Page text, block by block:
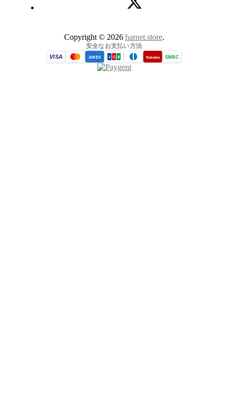
Copyright © 2026 harnet.store.
安全なお支払い方法
VISA AMEX J C B Rakuten SMBC